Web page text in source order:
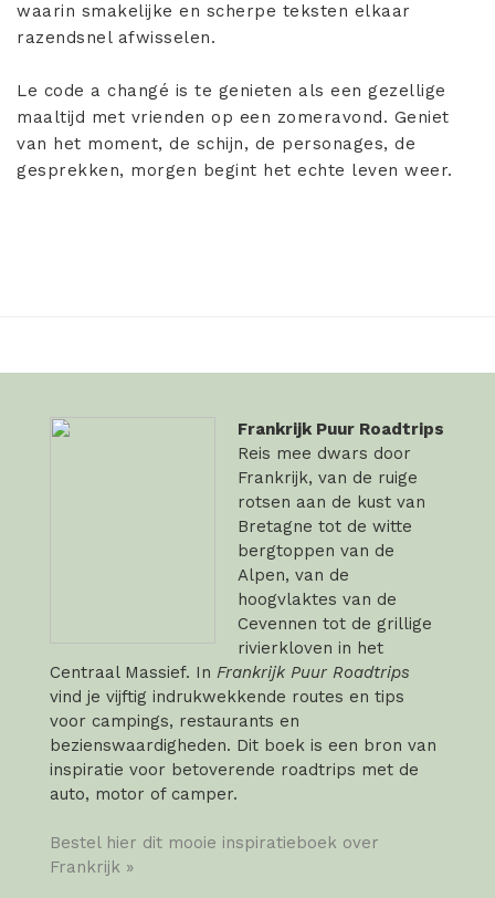
waarin smakelijke en scherpe teksten elkaar
razendsnel afwisselen.
Le code a changé is te genieten als een gezellige
maaltijd met vrienden op een zomeravond. Geniet
van het moment, de schijn, de personages, de
gesprekken, morgen begint het echte leven weer.
Frankrijk Puur Roadtrips
Reis mee dwars door
Frankrijk, van de ruige
rotsen aan de kust van
Bretagne tot de witte
bergtoppen van de
Alpen, van de
hoogvlaktes van de
Cevennen tot de grillige
rivierkloven in het
Centraal Massief. In Frankrijk Puur Roadtrips
vind je vijftig indrukwekkende routes en tips
voor campings, restaurants en
bezienswaardigheden. Dit boek is een bron van
inspiratie voor betoverende roadtrips met de
auto, motor of camper.
Bestel hier dit mooie inspiratieboek over
Frankrijk »